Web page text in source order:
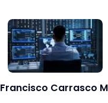
Francisco Carrasco